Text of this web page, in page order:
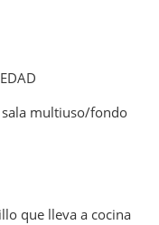
multiuso/fondo
que lleva a cocina